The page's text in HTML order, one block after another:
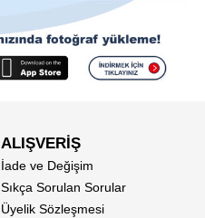
ALIŞVERİŞ
İade ve Değişim
Sıkça Sorulan Sorular
Üyelik Sözleşmesi